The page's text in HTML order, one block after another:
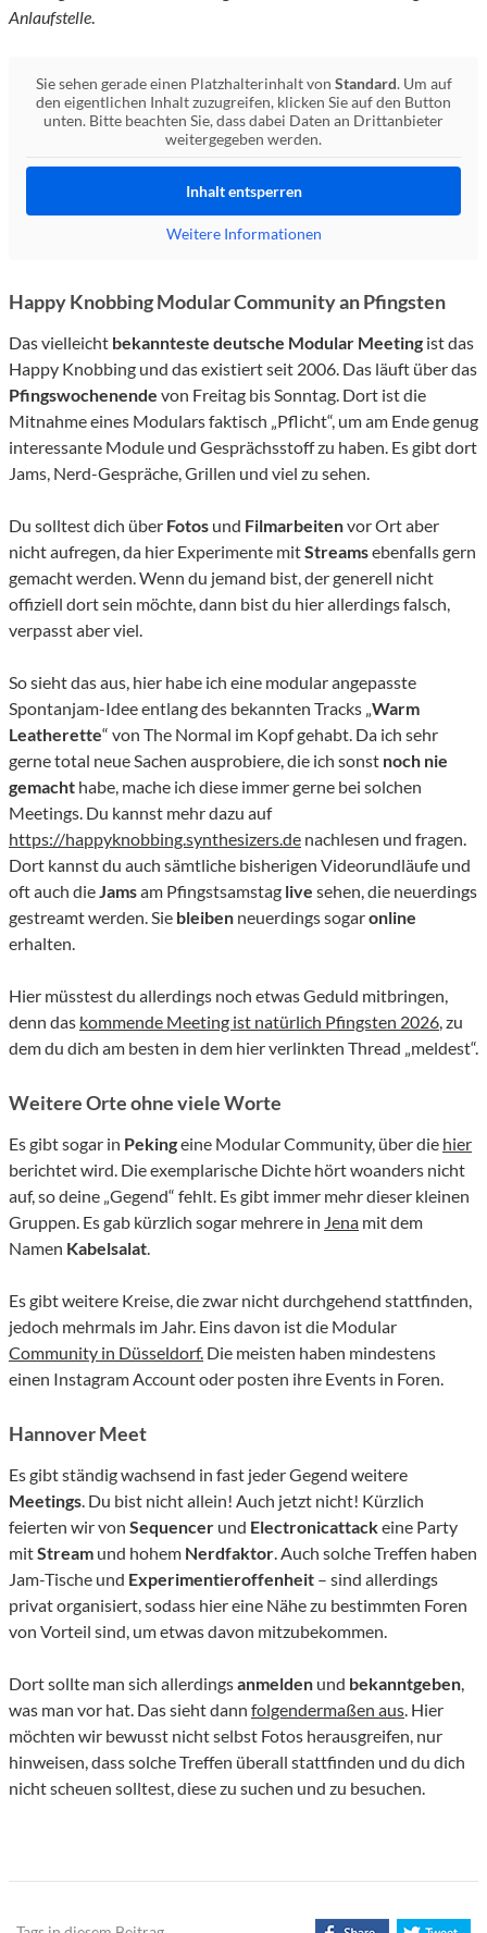
Anlaufstelle.
Sie sehen gerade einen Platzhalterinhalt von Standard. Um auf
den eigentlichen Inhalt zuzugreifen, klicken Sie auf den Button
unten. Bitte beachten Sie, dass dabei Daten an Drittanbieter
weitergegeben werden.
Inhalt entsperren
Weitere Informationen
Happy Knobbing Modular Community an Pfingsten
Das vielleicht bekannteste deutsche Modular Meeting ist das
Happy Knobbing und das existiert seit 2006. Das läuft über das
Pfingswochenende von Freitag bis Sonntag. Dort ist die
Mitnahme eines Modulars faktisch „Pflicht“, um am Ende genug
interessante Module und Gesprächsstoff zu haben. Es gibt dort
Jams, Nerd-Gespräche, Grillen und viel zu sehen.
Du solltest dich über Fotos und Filmarbeitenvor Ort aber
nicht aufregen, da hier Experimente mitStreamsebenfalls gern
gemacht werden. Wenn du jemand bist, der generell nicht
offiziell dort sein möchte, dann bist du hier allerdings falsch,
verpasst aber viel.
So sieht das aus, hier habe ich eine modular angepasste
Spontanjam-Idee entlang des bekannten Tracks „Warm
Leatherette“ von The Normal im Kopf gehabt. Da ich sehr
gerne total neue Sachen ausprobiere, die ich sonst noch nie
gemacht habe, mache ich diese immer gerne bei solchen
Meetings. Du kannst mehr dazu auf
https://happyknobbing.synthesizers.de nachlesen und fragen.
Dort kannst du auch sämtliche bisherigen Videorundläufe und
oft auch dieJamsam Pfingstsamstag live sehen, die neuerdings
gestreamt werden. Sie bleiben neuerdings sogaronline
erhalten.
Hier müsstest du allerdings noch etwas Geduld mitbringen,
denn das kommende Meeting ist natürlich Pfingsten 2026, zu
dem du dich am besten in dem hier verlinkten Thread „meldest“.
Weitere Orte ohne viele Worte
Es gibt sogar in Pekingeine Modular Community, über die hier
berichtet wird. Die exemplarische Dichte hört woanders nicht
auf, so deine „Gegend“ fehlt. Es gibt immer mehr dieser kleinen
Gruppen. Es gab kürzlich sogar mehrere in Jena mit dem
Namen Kabelsalat.
Es gibt weitere Kreise, die zwar nicht durchgehend stattfinden,
jedoch mehrmals im Jahr. Eins davon ist die Modular
Community in Düsseldorf. Die meisten haben mindestens
einen Instagram Account oder posten ihre Events in Foren.
Hannover Meet
Es gibt ständig wachsend in fast jeder Gegend weitere
Meetings. Du bist nicht allein! Auch jetzt nicht! Kürzlich
feierten wir von Sequencer und Electronicattackeine Party
mitStream und hohem Nerdfaktor. Auch solche Treffen haben
Jam-Tische und Experimentieroffenheit – sind allerdings
privat organisiert, sodass hier eine Nähe zu bestimmten Foren
von Vorteil sind, um etwas davon mitzubekommen.
Dort sollte man sich allerdingsanmelden und bekanntgeben,
was man vor hat. Das sieht dann folgendermaßen aus. Hier
möchten wir bewusst nicht selbst Fotos herausgreifen, nur
hinweisen, dass solche Treffen überall stattfinden und du dich
nicht scheuen solltest, diese zu suchen und zu besuchen.